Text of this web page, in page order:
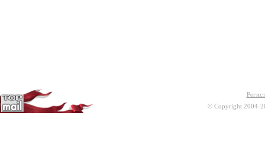
© Copyright 2004-